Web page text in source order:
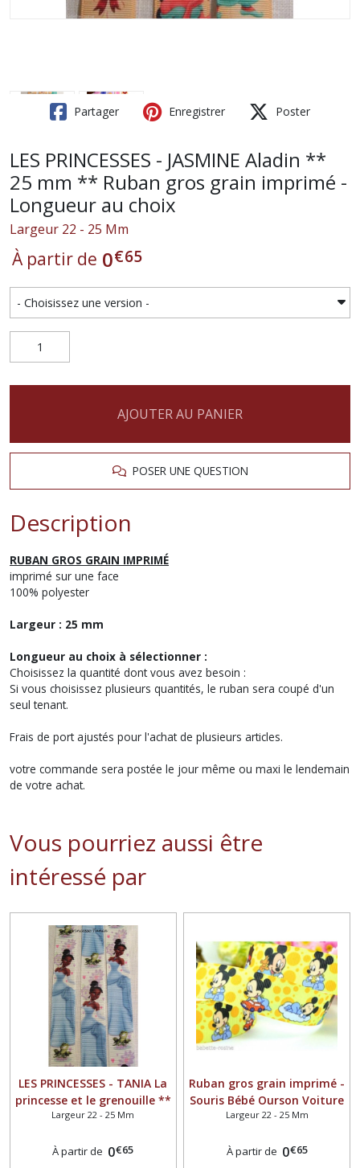
Partager Enregistrer Poster
LES PRINCESSES - JASMINE Aladin **
25 mm ** Ruban gros grain imprimé -
Longueur au choix
Largeur 22 - 25 Mm
À partir de 0€65
AJOUTER AU PANIER
POSER UNE QUESTION
Description
RUBAN GROS GRAIN IMPRIMÉ
imprimé sur une face
100% polyester
Largeur : 25 mm
Longueur au choix à sélectionner :
Choisissez la quantité dont vous avez besoin :
Si vous choisissez plusieurs quantités, le ruban sera coupé d'un
seul tenant.
Frais de port ajustés pour l'achat de plusieurs articles.
votre commande sera postée le jour même ou maxi le lendemain
de votre achat.
Vous pourriez aussi être
intéressé par
LES PRINCESSES - TANIA La
princesse et le grenouille **
25 mm ** Ruban gros grain
choix
Largeur 22 - 25 Mm
À partir de 0€65
Ruban gros grain imprimé -
Souris Bébé Ourson Voiture
bulle / Jaune ** 22 mm **
Largeur 22 - 25 Mm
À partir de 0€65